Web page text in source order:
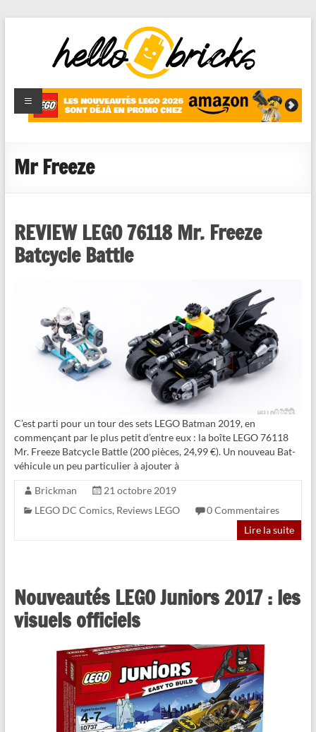
HelloBricks
Blog LEGO,
nouveaut�s
reviews
Mr Freeze
REVIEW LEGO 76118 Mr. Freeze
Batcycle Battle
C’est parti pour un tour des sets LEGO Batman 2019, en
commençant par le plus petit d’entre eux : la boîte LEGO 76118
Mr. Freeze Batcycle Battle (200 pièces, 24,99 €). Un nouveau Bat-
véhicule un peu particulier à ajouter à
Brickman
21 octobre 2019
LEGO DC Comics, Reviews LEGO
0 Commentaires
Lire la suite
Nouveautés LEGO Juniors 2017 : les
visuels officiels